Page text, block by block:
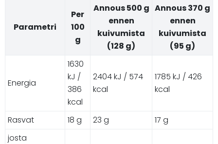
Parametri
Per
100
g
Annous 500 g
ennen
kuivumista
(128 g)
Annous 370 g
ennen
kuivumista
(95 g)
Energia
1630
kJ /
386
kcal
2404 kJ / 574
kcal
1785 kJ / 426
kcal
Rasvat 18 g 23 g
17 g
josta